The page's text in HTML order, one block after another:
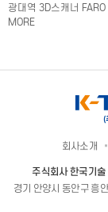
광대역 3D스캐너
MORE
회사소개
주식회사 한국기술
경기 안양시 동안구 흥